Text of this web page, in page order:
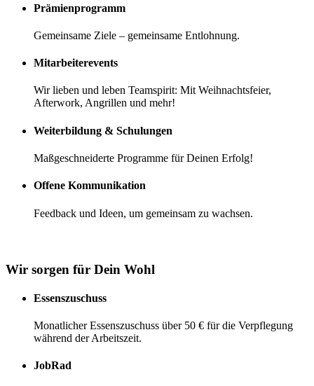
Prämienprogramm
Gemeinsame Ziele – gemeinsame Entlohnung.
Mitarbeiterevents
Wir lieben und leben Teamspirit: Mit Weihnachtsfeier,
Afterwork, Angrillen und mehr!
Weiterbildung & Schulungen
Maßgeschneiderte Programme für Deinen Erfolg!
Offene Kommunikation
Feedback und Ideen, um gemeinsam zu wachsen.
Wir sorgen für Dein Wohl
Essenszuschuss
Monatlicher Essenszuschuss über 50 € für die Verpflegung
während der Arbeitszeit.
JobRad